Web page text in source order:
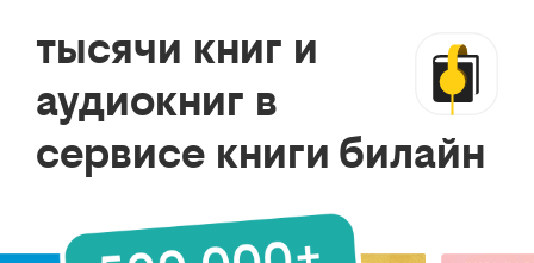
тысячи книг и
аудиокниг в
сервисе книги билайн